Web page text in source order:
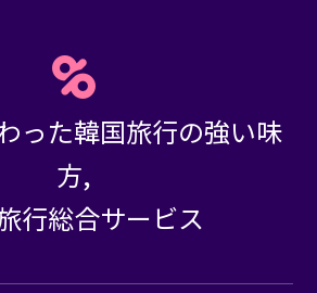
った韓国旅行の強い味
方,
行総合サービス